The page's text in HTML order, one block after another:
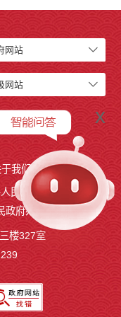
网站
网站
我们
民政府
府办公室
楼327室
x